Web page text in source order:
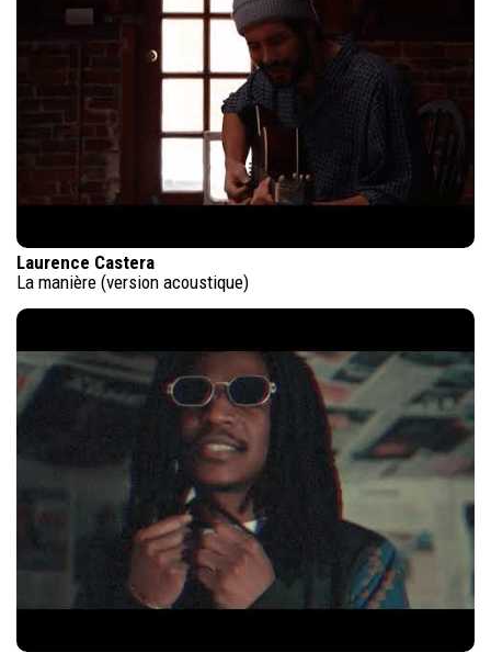
Laurence Castera
La manière (version acoustique)